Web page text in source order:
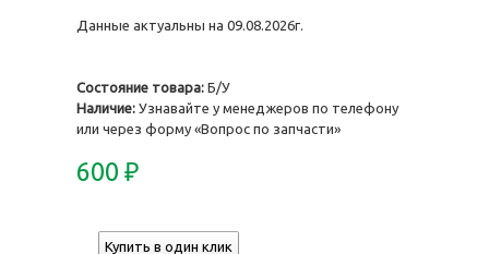
Данные актуальны на 09.08.2026г.
Состояние товара: Б/У
Наличие: Узнавайте у менеджеров по телефону
или через форму «Вопрос по запчасти»
600 ₽
Купить в один клик